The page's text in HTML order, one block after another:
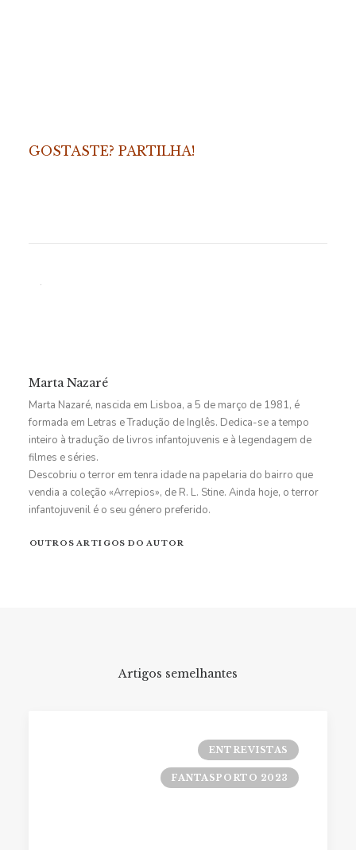
GOSTASTE? PARTILHA!
Marta Nazaré
Marta Nazaré, nascida em Lisboa, a 5 de março de 1981, é
formada em Letras e Tradução de Inglês. Dedica-se a tempo
inteiro à tradução de livros infantojuvenis e à legendagem de
filmes e séries.
Descobriu o terror em tenra idade na papelaria do bairro que
vendia a coleção «Arrepios», de R. L. Stine. Ainda hoje, o terror
infantojuvenil é o seu género preferido.
OUTROS ARTIGOS DO AUTOR
Artigos semelhantes
ENTREVISTAS
FANTASPORTO 2023